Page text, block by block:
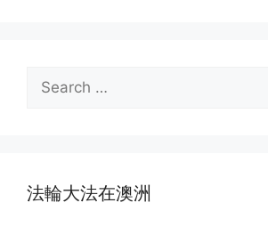
Search
for:
法輪大法在澳洲